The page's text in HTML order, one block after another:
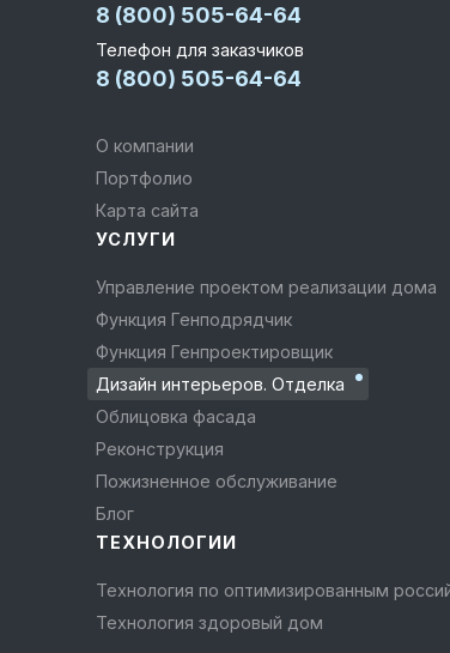
8 (800) 505-64-64
Телефон для заказчиков
8 (800) 505-64-64
О компании
Портфолио
Карта сайта
УСЛУГИ
Управление проектом реализации дома
Функция Генподрядчик
Функция Генпроектировщик
Дизайн интерьеров. Отделка
Облицовка фасада
Реконструкция
Пожизненное обслуживание
Блог
ТЕХНОЛОГИИ
Технология по оптимизированным
Технология здоровый дом